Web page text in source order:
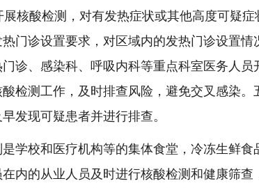
核酸检测，对有发热症状或其他高度可疑症
门诊设置要求，对区域内的发热门诊设置情
诊、感染科、呼吸内科等重点科室医务人员
检测工作，及时排查风险，避免交叉感染。
发现可疑患者并进行排查。
学校和医疗机构等的集体食堂，冷冻生鲜食
内的从业人员及时进行核酸检测和健康筛查